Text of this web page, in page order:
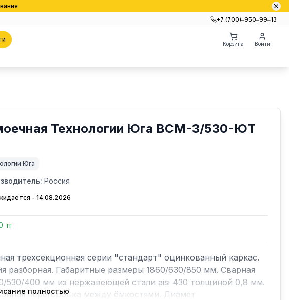
+7 (700)‒950‒99‒13
Корзина Войти
Технологии Юга ВСМ-3/530-ЮТ
Юга
Россия
- 14.08.2026
тг
трехсекционная серии "стандарт" оцинкованный каркас.
разборная. Габаритные размеры 1860/630/850 мм. Сварная
530/400 мм из нержавеющей стали aisi 430 толщиной 0,8 мм.
перегородка между ёмкостями. Диамет
полностью